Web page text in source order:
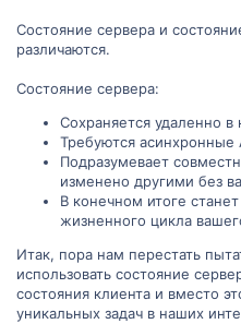
Состояние сервера и
различаются.
Состояние сервера:
Сохраняется удаленно
Требуются асинхронные
Подразумевает
изменено другими без
В конечном итоге
жизненного цикла
Итак, пора нам перестать
использовать состояние
состояния клиента и вместо
уникальных задач в наших